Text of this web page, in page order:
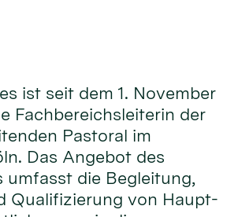
ist seit dem 1. November
Fachbereichsleiterin der
Pastoral im
Das Angebot des
umfasst die Begleitung,
Qualifizierung von Haupt-